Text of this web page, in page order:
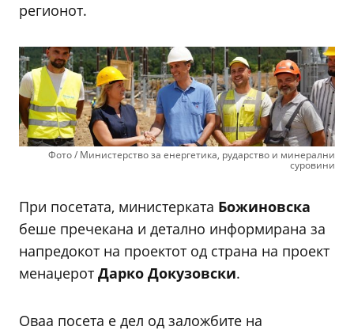
регионот.
Фото / Министерство за енергетика, рударство и минерални
суровини
При посетата, министерката Божиновска
беше пречекана и детално информирана за
напредокот на проектот од страна на проект
менаџерот Дарко Докузовски.
Оваа посета е дел од заложбите на